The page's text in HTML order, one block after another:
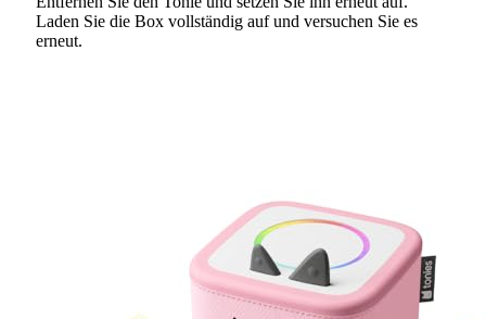
Laden Sie die Box vollständig auf und versuchen Sie es
erneut.